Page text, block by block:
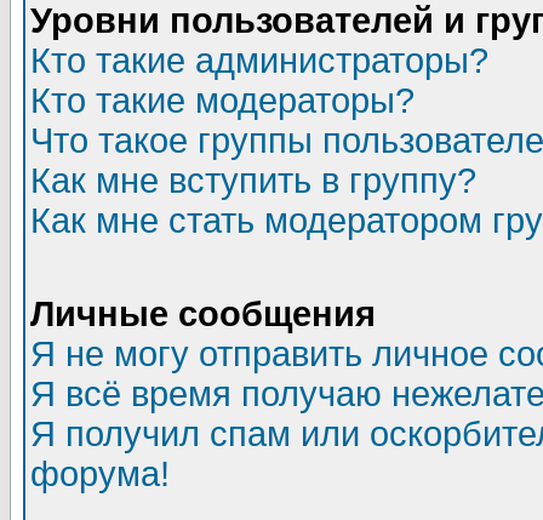
Уровни пользователей и
Кто такие администраторы?
Кто такие модераторы?
Что такое группы
Как мне вступить в группу?
Как мне стать модератором
Личные сообщения
Я не могу отправить личное
Я всё время получаю
Я получил спам или
форума!